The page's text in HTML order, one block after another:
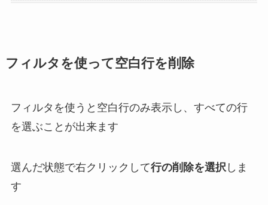
フィルタを使って空白行を削除
フィルタを使うと空白行のみ表示し、すべての行
を選ぶことが出来ます
選んだ状態で右クリックして行の削除を選択 しま
す